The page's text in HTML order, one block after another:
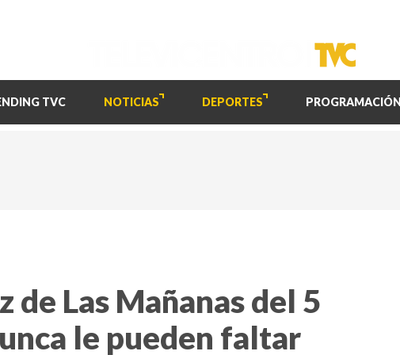
TVC NOTICIAS DEPORTES PROGRAMACIÓN
de Las Mañanas del 5
le pueden faltar